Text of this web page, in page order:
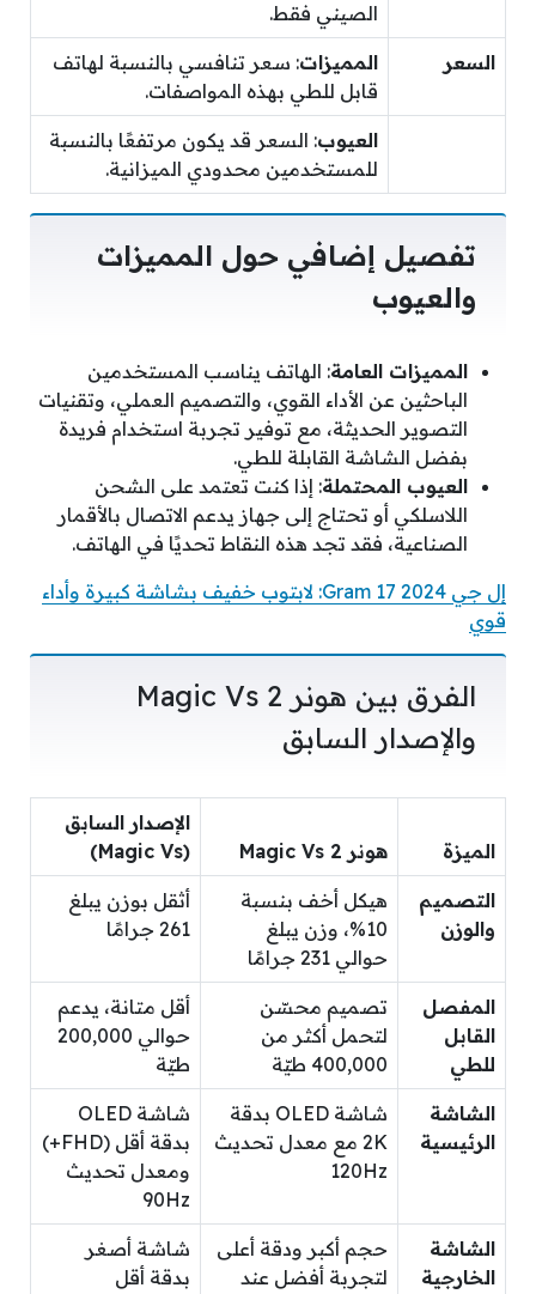
الصيني فقط.
السعر المميزات: سعر تنافسي بالنسبة لهاتف
قابل للطي بهذه المواصفات.
العيوب: السعر قد يكون مرتفعًا بالنسبة
للمستخدمين محدودي الميزانية.
تفصيل إضافي حول المميزات
والعيوب
المميزات العامة: الهاتف يناسب المستخدمين
الباحثين عن الأداء القوي، والتصميم العملي، وتقنيات
التصوير الحديثة، مع توفير تجربة استخدام فريدة
بفضل الشاشة القابلة للطي.
العيوب المحتملة: إذا كنت تعتمد على الشحن
اللاسلكي أو تحتاج إلى جهاز يدعم الاتصال بالأقمار
الصناعية، فقد تجد هذه النقاط تحديًا في الهاتف.
إل جي Gram 17 2024: لابتوب خفيف بشاشة كبيرة وأداء
قوي
الفرق بين هونر Magic Vs 2
والإصدار السابق
الميزة هونر Magic Vs 2
الإصدار السابق
(Magic Vs)
التصميم
والوزن
هيكل أخف بنسبة
10%، وزن يبلغ
حوالي 231 جرامًا
أثقل بوزن يبلغ
261 جرامًا
المفصل
القابل
للطي
تصميم محسّن
لتحمل أكثر من
400,000 طيّة
أقل متانة، يدعم
حوالي 200,000
طيّة
الشاشة
الرئيسية
شاشة OLED بدقة
2K مع معدل تحديث
120Hz
شاشة OLED
بدقة أقل (FHD+)
ومعدل تحديث
90Hz
الشاشة
الخارجية
حجم أكبر ودقة أعلى
لتجربة أفضل عند
شاشة أصغر
بدقة أقل